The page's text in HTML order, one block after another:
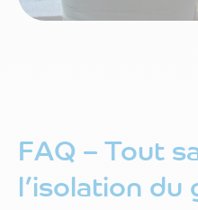
FAQ – Tout
l’isolation du